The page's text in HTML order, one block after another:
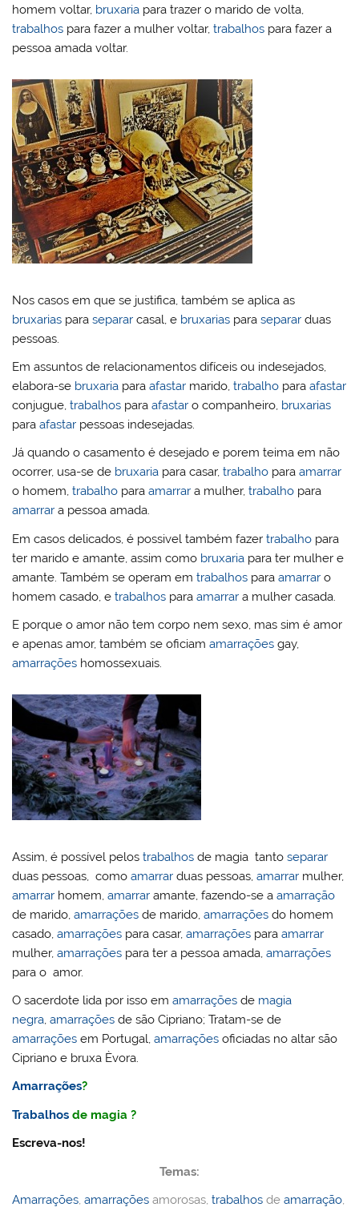
homem voltar, bruxaria para trazer o marido de volta,
trabalhos para fazer a mulher voltar,trabalhos para fazer a
pessoa amada voltar.
Nos casos em que se justifica, também se aplica as
bruxarias paraseparar casal, e bruxarias paraseparar duas
pessoas.
Em assuntos de relacionamentos difíceis ou indesejados,
elabora-se bruxaria paraafastar marido,trabalho paraafastar
conjugue,trabalhos paraafastar o companheiro, bruxarias
paraafastar pessoas indesejadas.
Já quando o casamento é desejado e porem teima em não
ocorrer, usa-se de bruxaria para casar,trabalho paraamarrar
o homem,trabalho paraamarrar a mulher,trabalho para
amarrar a pessoa amada.
Em casos delicados, é possivel também fazertrabalho para
ter marido e amante, assim como bruxaria para ter mulher e
amante. Também se operam emtrabalhos paraamarrar o
homem casado, etrabalhos paraamarrar a mulher casada.
E porque o amor não tem corpo nem sexo, mas sim é amor
e apenas amor, também se oficiamamarrações gay,
amarrações homossexuais.
Assim, é possível pelostrabalhos de magia tantoseparar
duas pessoas, comoamarrar duas pessoas,amarrar mulher,
amarrar homem,amarrar amante, fazendo-se aamarração
de marido,amarrações de marido,amarrações do homem
casado,amarrações para casar,amarrações paraamarrar
mulher,amarrações para ter a pessoa amada,amarrações
para o amor.
O sacerdote lida por isso emamarrações de magia
negra,amarrações de são Cipriano; Tratam-se de
amarrações em Portugal,amarrações oficiadas no altar são
Cipriano e bruxa Èvora.
Amarrações?
Trabalhos de magia ?
Escreva-nos!
Temas:
Amarrações,amarrações amorosas,trabalhos deamarração,